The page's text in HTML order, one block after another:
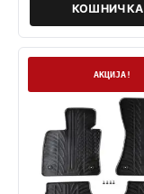
КОШНИЧКА
АКЦИЈА!